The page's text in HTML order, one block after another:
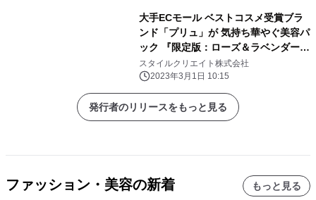
大手ECモール ベストコスメ受賞ブラ
ンド「プリュ」が 気持ち華やぐ美容パ
ック 『限定版：ローズ＆ラベンダーの
香り』を発売
スタイルクリエイト株式会社
2023年3月1日 10:15
発行者のリリースをもっと見る
ファッション・美容の新着 もっと見る